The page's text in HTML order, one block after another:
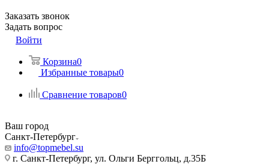
Заказать звонок
Задать вопрос
Войти
Корзина0
Избранные товары0
Сравнение товаров0
Ваш город
Санкт-Петербург
info@topmebel.su
г. Санкт-Петербург, ул. Ольги Берггольц, д.35Б